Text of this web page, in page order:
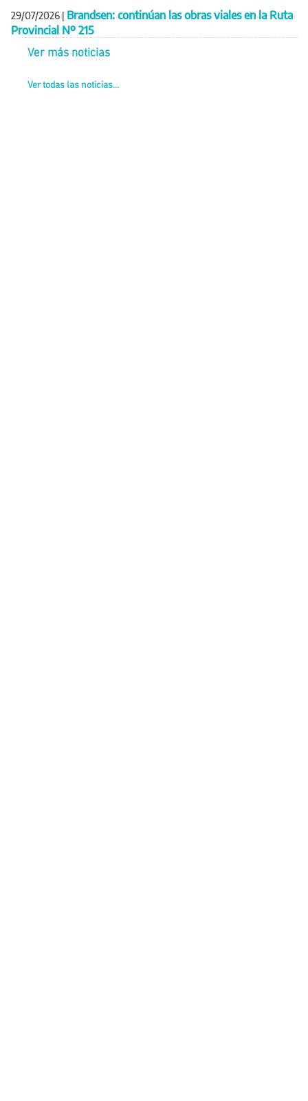
29/07/2026 | Brandsen: continúan las obras viales en la Ruta
Provincial Nº 215
Ver más noticias
Ver todas las noticias...